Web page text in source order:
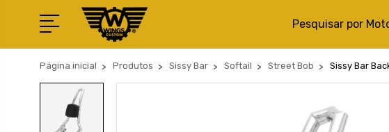
Pesquisar por
Página inicial Produtos Sissy Bar Softail Street Bob Sissy Bar